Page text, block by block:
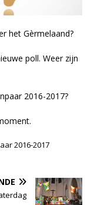
het Gèrmelaand?
poll. Weer zijn
2016-2017?
2016-2017